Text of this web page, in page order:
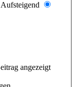
Aufsteigend
angezeigt